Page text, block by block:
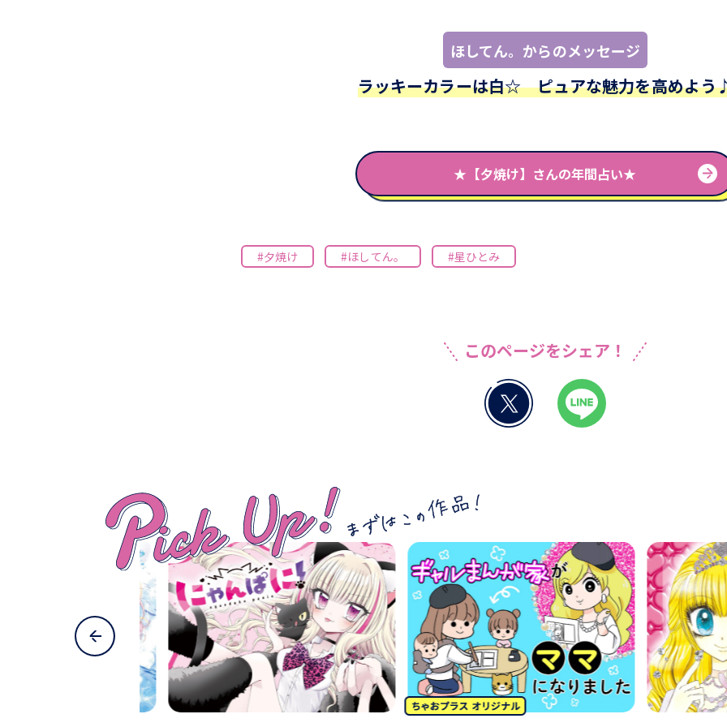
ほしてん。からのメッセージ
ラッキーカラーは白☆ ピュアな魅力を高めよ
★【夕焼け】さんの年間占い★
#夕焼け #ほしてん。 #星ひとみ
このページをシェア！